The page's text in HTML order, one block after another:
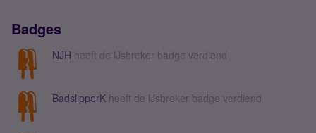
Badges
NJH heeft de IJsbreker badge verdiend
BadslipperK heeft de IJsbreker badge verdiend